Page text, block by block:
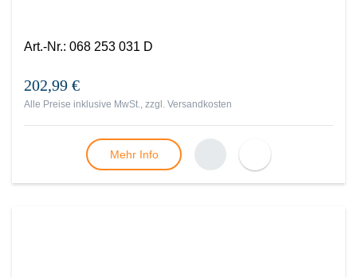
Art.-Nr.: 068 253 031 D
202,99 €
Alle Preise inklusive MwSt., zzgl. Versandkosten
Mehr Info